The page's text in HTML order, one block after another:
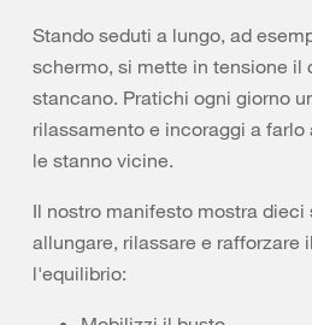
Stando seduti a lungo, ad
schermo, si mette in tensione il
stancano. Pratichi ogni giorno
rilassamento e incoraggi a
le stanno vicine.
Il nostro manifesto mostra
allungare, rilassare e rafforzare
l'equilibrio: